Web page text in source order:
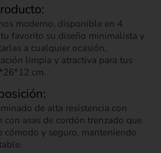
moderno, disponible en 4
favorito su diseño minimalista y
a cualquier ocasión,
limpia y atractiva para tus
cm.
de alta resistencia con
con asas de cordón trenzado que
cómodo y seguro, manteniendo